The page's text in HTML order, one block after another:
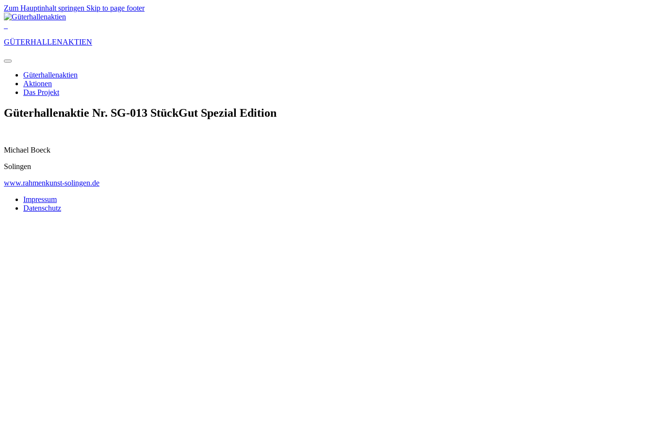
Zum Hauptinhalt springen Skip to page footer
GÜTERHALLENAKTIEN
Güterhallenaktien
Aktionen
Das Projekt
Güterhallenaktie Nr. SG-013 StückGut Spezial Edition
Michael Boeck
Solingen
www.rahmenkunst-solingen.de
Impressum
Datenschutz